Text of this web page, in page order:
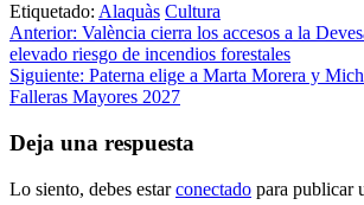
Etiquetado: Alaquàs Cultura
Navegación
de
entradas
Anterior: València cierra los accesos a la
elevado riesgo de incendios forestales
Siguiente: Paterna elige a Marta Morera y
Falleras Mayores 2027
Deja una respuesta
Lo siento, debes estarconectado para publicar